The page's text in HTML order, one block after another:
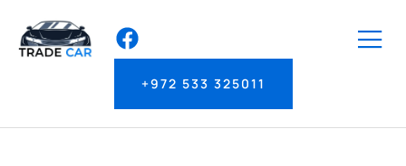
+972 533 325011